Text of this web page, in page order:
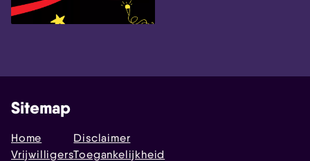
Sitemap
Home
Vrijwilligers
Disclaimer
Toegankelijkheid